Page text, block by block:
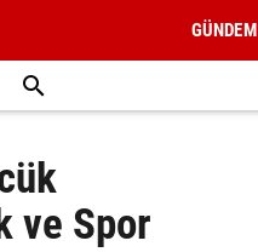
GÜNDEM
ve Spor